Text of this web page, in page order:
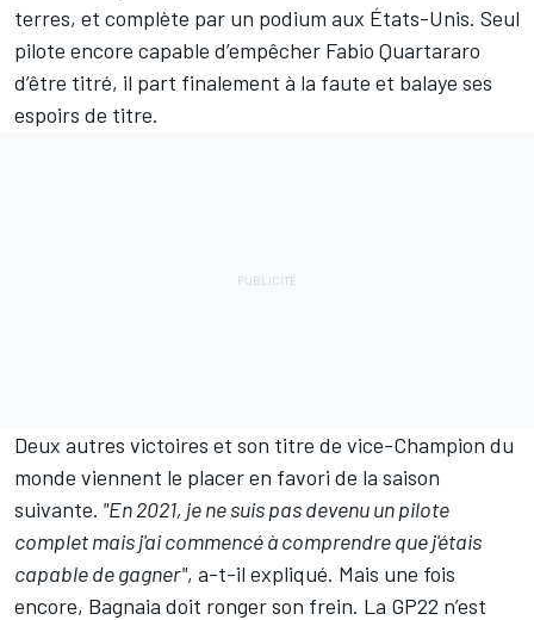
terres, et complète par un podium aux États-Unis. Seul
pilote encore capable d’empêcher Fabio Quartararo
d’être titré, il part finalement à la faute et balaye ses
espoirs de titre.
Deux autres victoires et son titre de vice-Champion du
monde viennent le placer en favori de la saison
suivante. "En 2021, je ne suis pas devenu un pilote
complet mais j'ai commencé à comprendre que j'étais
capable de gagner", a-t-il expliqué. Mais une fois
encore, Bagnaia doit ronger son frein. La GP22 n’est